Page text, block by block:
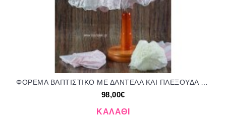
ΦΟΡΕΜΑ ΒΑΠΤΙΣΤΙΚΟ ΜΕ ΔΑΝΤΕΛΑ ΚΑΙ ΠΛΕΞΟΥΔΑ ΤΙΡΑΝΤΑΚΙΑ OR-21177/416000 98.00€!!!
98,00€
ΚΑΛΆΘΙ